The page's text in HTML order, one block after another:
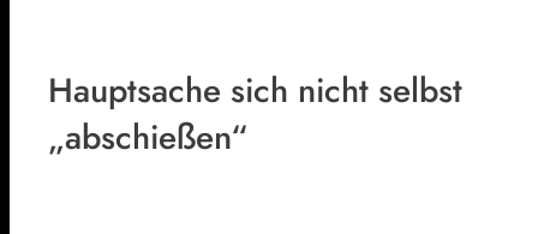
Hauptsache sich nicht selbst
„abschießen“